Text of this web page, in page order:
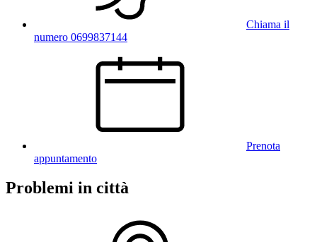
Chiama il
numero 0699837144
Prenota
appuntamento
Problemi in città